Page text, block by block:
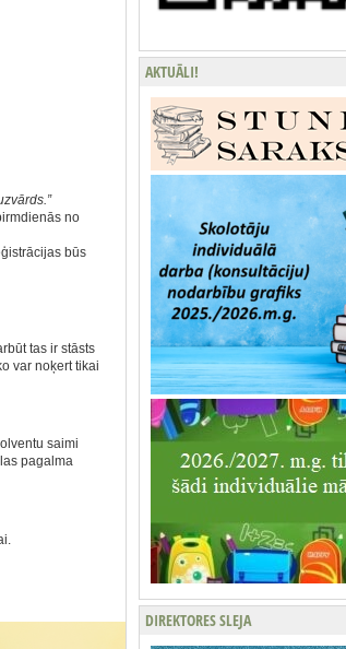
no
būs
tas ir stāsts
var noķert tikai
saimi
pagalma
AKTUĀLI!
DIREKTORES SLEJA